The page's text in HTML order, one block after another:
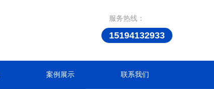
服务热线：
15194132933
案例展示 联系我们